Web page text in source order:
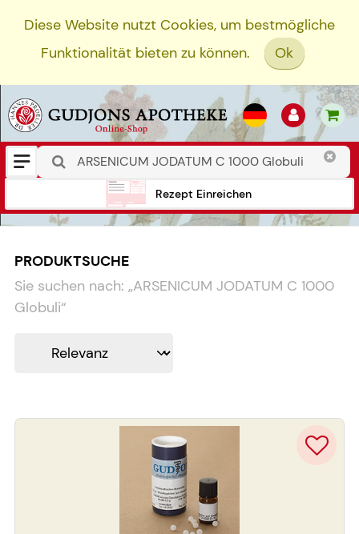
Diese Website nutzt Cookies, um bestmögliche
Funktionalität bieten zu können.
Ok
Rezept Einreichen
PRODUKTSUCHE
Sie suchen nach: „ARSENICUM JODATUM C 1000
Globuli“